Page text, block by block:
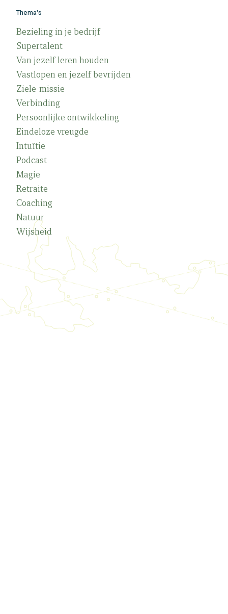
Thema's
Bezieling in je bedrijf
Supertalent
Van jezelf leren houden
Vastlopen en jezelf bevrijden
Ziele-missie
Verbinding
Persoonlijke ontwikkeling
Eindeloze vreugde
Intuïtie
Podcast
Magie
Retraite
Coaching
Natuur
Wijsheid